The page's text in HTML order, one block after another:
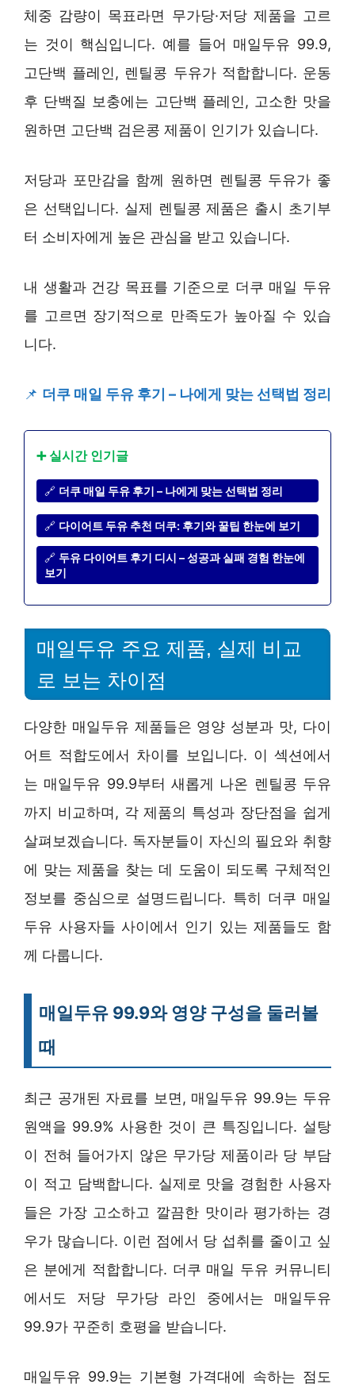
체중 감량이 목표라면 무가당·저당 제품을 고르
는 것이 핵심입니다. 예를 들어 매일두유 99.9,
고단백 플레인, 렌틸콩 두유가 적합합니다. 운동
후 단백질 보충에는 고단백 플레인, 고소한 맛을
원하면 고단백 검은콩 제품이 인기가 있습니다.
저당과 포만감을 함께 원하면 렌틸콩 두유가 좋
은 선택입니다. 실제 렌틸콩 제품은 출시 초기부
터 소비자에게 높은 관심을 받고 있습니다.
내 생활과 건강 목표를 기준으로 더쿠 매일 두유
를 고르면 장기적으로 만족도가 높아질 수 있습
니다.
📌 더쿠 매일 두유 후기 – 나에게 맞는 선택법 정리
➕ 실시간 인기글
🔗 더쿠 매일 두유 후기 – 나에게 맞는 선택법 정리
🔗 다이어트 두유 추천 더쿠: 후기와 꿀팁 한눈에 보기
🔗 두유 다이어트 후기 디시 – 성공과 실패 경험 한눈에
보기
매일두유 주요 제품, 실제 비교
로 보는 차이점
다양한 매일두유 제품들은 영양 성분과 맛, 다이
어트 적합도에서 차이를 보입니다. 이 섹션에서
는 매일두유 99.9부터 새롭게 나온 렌틸콩 두유
까지 비교하며, 각 제품의 특성과 장단점을 쉽게
살펴보겠습니다. 독자분들이 자신의 필요와 취향
에 맞는 제품을 찾는 데 도움이 되도록 구체적인
정보를 중심으로 설명드립니다. 특히 더쿠 매일
두유 사용자들 사이에서 인기 있는 제품들도 함
께 다룹니다.
매일두유 99.9와 영양 구성을 둘러볼
때
최근 공개된 자료를 보면, 매일두유 99.9는 두유
원액을 99.9% 사용한 것이 큰 특징입니다. 설탕
이 전혀 들어가지 않은 무가당 제품이라 당 부담
이 적고 담백합니다. 실제로 맛을 경험한 사용자
들은 가장 고소하고 깔끔한 맛이라 평가하는 경
우가 많습니다. 이런 점에서 당 섭취를 줄이고 싶
은 분에게 적합합니다. 더쿠 매일 두유 커뮤니티
에서도 저당 무가당 라인 중에서는 매일두유
99.9가 꾸준히 호평을 받습니다.
매일두유 99.9는 기본형 가격대에 속하는 점도